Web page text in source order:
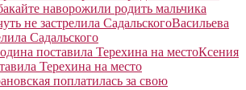
наворожили родить мальчика
Васильева
Садальского
Ксения
Терехина на место